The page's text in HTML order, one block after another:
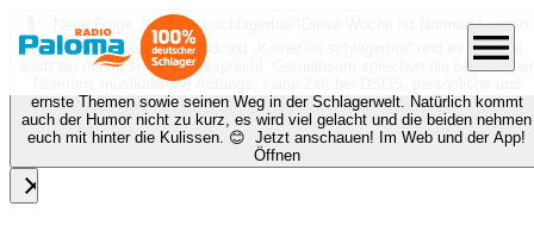
🎙️✨ Neue Folge „Keiner ist schlagerfrei“!
Diese Woche ist Norman Langen
bei Nora zu Gast beim Podcast „Keiner ist schlagerfrei“ und es erwartet
euch ein richtig schönes Gespräch! Gemeinsam sprechen die beiden über
Normans musikalische Anfänge, seine Zeit bei DSDS, persönliche und
ernste Themen sowie seinen Weg in der Schlagerwelt. Natürlich kommt
auch der Humor nicht zu kurz, es wird viel gelacht und die beiden nehmen
euch mit hinter die Kulissen. 😊 Jetzt anschauen! Im Web und der App!
Öffnen
close
menu